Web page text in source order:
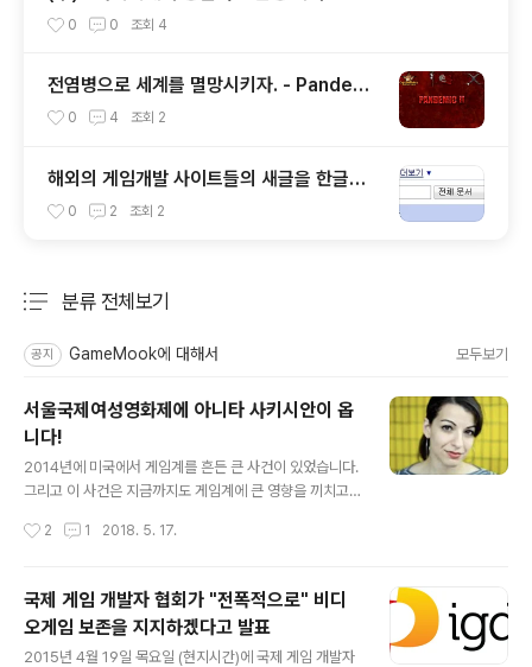
0 0 조회 4
전염병으로 세계를 멸망시키자. - Pandemi
c 20 4 조회 2
해외의 게임개발 사이트들의 새글을 한글로
받아보기.
0 2 조회 2
분류 전체보기
공지 GameMook에 대해서 모두보기
서울국제여성영화제에 아니타 사키시안이 옵
니다!
2014년에 미국에서 게임계를 흔든 큰 사건이 있었습니다.
그리고 이 사건은 지금까지도 게임계에 큰 영향을 끼치고
게이머를 자칭한 자들의 무차별적인 공격으로 겨우 시작된
다. 게이머게이트에 국내에서 한국어로 잘 정리된 자료를
찾기가 힘들지만 윤지만님의 이 글 이 사건의 이해에 도움
을 주지 않을까 싶습니다. 이 글은 아니타 시키시안이 게이
머게이터들의 총기난사 협박으로 강연이 취소된 사건으로
2 1 2018. 5. 17.
국제 게임 개발자 협회가 "전폭적으로" 비디
오게임 보존을 지지하겠다고 발표
2015년 4월 19일 목요일 (현지시간)에 국제 게임 개발자